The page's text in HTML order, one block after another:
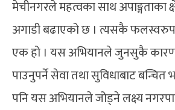
मेचीनगरले महत्वका साथ अपाङ्गताका
अगाडी बढाएको छ । त्यसकै फलस्वरुप
एक हो । यस अभियानले जुनसुकै
पाउनुपर्ने सेवा तथा सुविधाबाट
पनि यस अभियानले जोड्ने लक्ष्य